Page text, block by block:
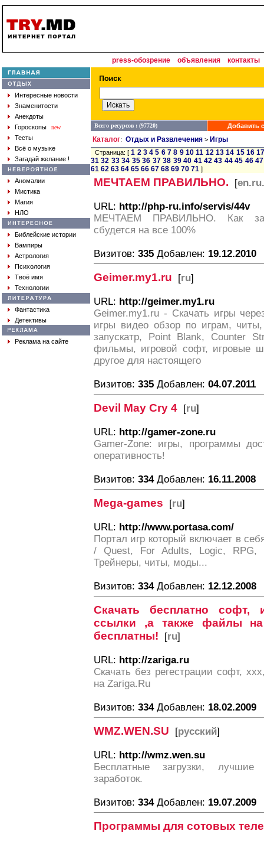
press-обозрение объявления контакты
Интересные новости
Знаменитости
Анекдоты
Гороскопы
new
Тесты
Всё о музыке
Загадай желание !
Аномалии
Мистика
Магия
НЛО
Библейские истории
Вампиры
Астрология
Психология
Твоё имя
Технологии
Фантастика
Детективы
Реклама на сайте
Всего ресурсов : (97720) Добавить
Каталог: Отдых и Развлечения > Игры
Страница: [1 2 3 4 5 6 7 8 9 10 11 12 13 14 15 16
31 32 33 34 35 36 37 38 39 40 41 42 43 44 45 46 47
61 62 63 64 65 66 67 68 69 70 71 ]
МЕЧТАЕМ ПРАВИЛЬНО. [
URL: http://php-ru.info/servis/44v
МЕЧТАЕМ ПРАВИЛЬНО. Как
сбудется на все 100%
Визитов: 335 Добавлен: 19.12.2010
Geimer.my1.ru [ru]
URL: http://geimer.my1.ru
Geimer.my1.ru - Скачать игры
игры видео обзор по играм,
запускатр, Point Blank, Counter
фильмы, игровой софт, игровые
другое для настоящего
Визитов: 335 Добавлен: 04.07.2011
Devil May Cry 4 [ru]
URL: http://gamer-zone.ru
Gamer-Zone: игры, программы
оперативность!
Визитов: 334Добавлен: 16.11.2008
Mega-games [ru]
URL: http://www.portasa.com/
Портал игр который включает в
/ Quest, For Adults, Logic, RPG,
Трейнеры, читы, моды...
Визитов: 334Добавлен: 12.12.2008
Скачать бесплатно
ссылки ,а также файлы на
бесплатны! [ru]
URL: http://zariga.ru
Скачать без регестрации софт,
на Zariga.Ru
Визитов: 334Добавлен: 18.02.2009
WMZ.WEN.SU [русский]
URL: http://wmz.wen.su
Бесплатные загрузки, лучшие
заработок.
Визитов: 334Добавлен: 19.07.2009
Программы для сотовых